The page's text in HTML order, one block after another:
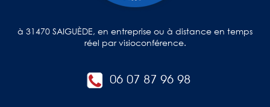
à 31470 SAIGUÈDE, en entreprise ou à distance en temps
réel par visioconférence.
06 07 87 96 98